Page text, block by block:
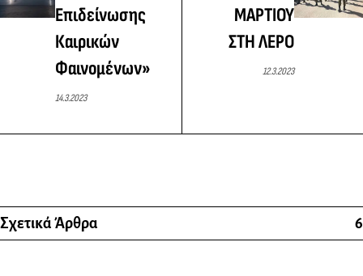
Επιδείνωσης
Καιρικών
Φαινομένων»
14.3.2023
ΜΑΡΤΙΟΥ
ΣΤΗ ΛΕΡΟ
12.3.2023
Σχετικά Άρθρα 6